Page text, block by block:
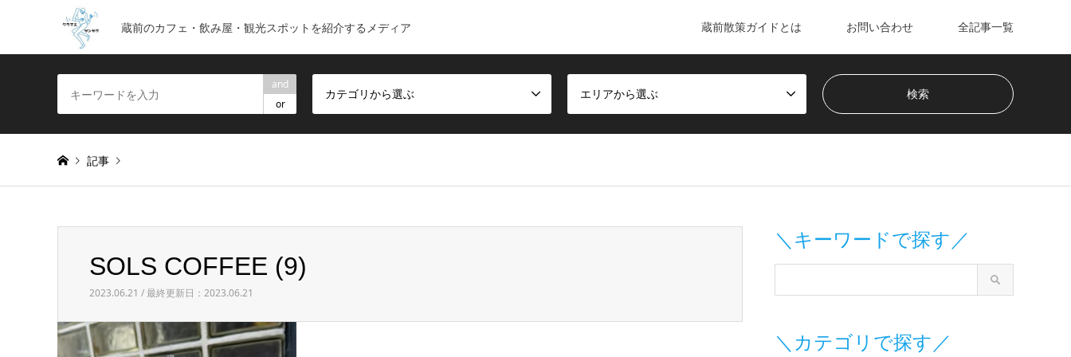
蔵前のカフェ・飲み屋・観光スポットを紹介するメディア 蔵前散策ガイドとは お問い合わせ 全記事一覧
and
or
カテゴリから選ぶ エリアから選ぶ
記事
SOLS COFFEE (9)
SOLS COFFEE (9)
2023.06.21 / 最終更新日：2023.06.21
＼キーワードで探す／
＼カテゴリで探す／